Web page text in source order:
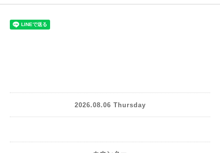
2026.08.06 Thursday